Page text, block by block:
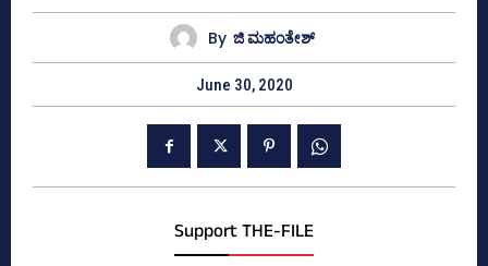
By ಜಿ ಮಹಂತೇಶ್
June 30, 2020
Support THE-FILE